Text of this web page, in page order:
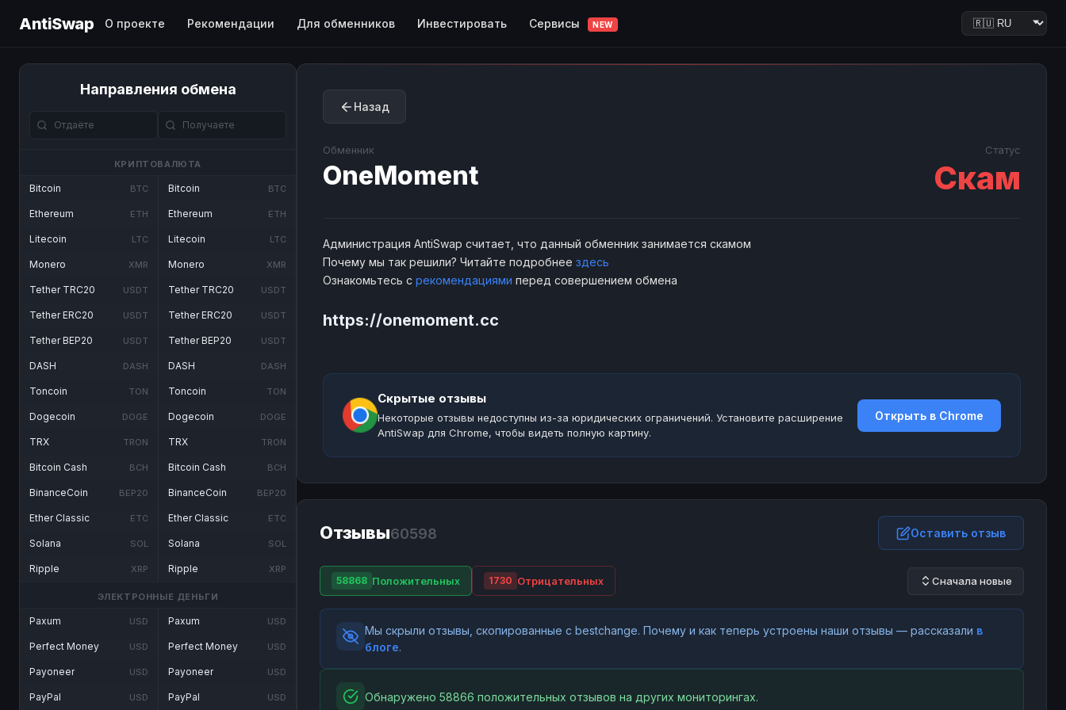
AntiSwap О проекте Рекомендации Для обменников Инвестировать Сервисы NEW
Направления обмена
КРИПТОВАЛЮТА
Bitcoin BTC
Ethereum ETH
Litecoin LTC
Monero XMR
Tether TRC20 USDT
Tether ERC20 USDT
Tether BEP20 USDT
DASH DASH
Toncoin TON
Dogecoin DOGE
TRX TRON
Bitcoin Cash BCH
BinanceCoin BEP20
Ether Classic ETC
Solana SOL
Ripple XRP
Bitcoin BTC
Ethereum ETH
Litecoin LTC
Monero XMR
Tether TRC20 USDT
Tether ERC20 USDT
Tether BEP20 USDT
DASH DASH
Toncoin TON
Dogecoin DOGE
TRX TRON
Bitcoin Cash BCH
BinanceCoin BEP20
Ether Classic ETC
Solana SOL
Ripple XRP
ЭЛЕКТРОННЫЕ ДЕНЬГИ
Paxum USD
Perfect Money USD
Payoneer USD
PayPal USD
Paxum USD
Perfect Money USD
Payoneer USD
PayPal USD
Назад
Обменник
OneMoment
Статус
Скам
Администрация AntiSwap считает, что данный обменник занимается скамом
Почему мы так решили? Читайте подробнее здесь
Ознакомьтесь с рекомендациями перед совершением обмена
https://onemoment.cc
Скрытые отзывы
Некоторые отзывы недоступны из-за юридических ограничений. Установите расширение
AntiSwap для Chrome, чтобы видеть полную картину.
Открыть в Chrome
Отзывы60598 Оставить отзыв
58868 Положительных 1730 Отрицательных Сначала новые
Мы скрыли отзывы, скопированные с bestchange. Почему и как теперь устроены наши отзывы — рассказали в
блоге.
Обнаружено 58866 положительных отзывов на других мониторингах.